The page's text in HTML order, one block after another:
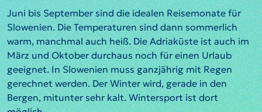
Juni bis September sind die idealen Reisemonate für
Slowenien. Die Temperaturen sind dann sommerlich
warm, manchmal auch heiß. Die Adriaküste ist auch im
März und Oktober durchaus noch für einen Urlaub
geeignet. In Slowenien muss ganzjährig mit Regen
gerechnet werden. Der Winter wird, gerade in den
Bergen, mitunter sehr kalt. Wintersport ist dort